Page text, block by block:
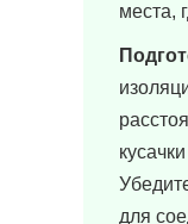
места,
для